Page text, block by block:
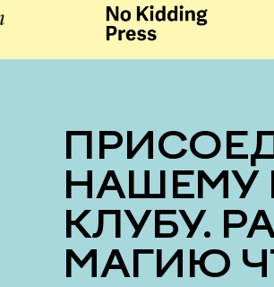
ПРИСОЕДИНЯЙТЕСЬ К
КЛУБУ.
МАГИЮ